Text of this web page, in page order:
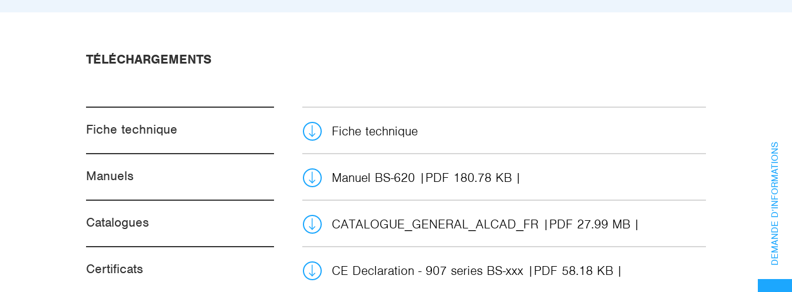
TÉLÉCHARGEMENTS
Fiche technique Fiche technique
Manuels Manuel BS-620 PDF 180.78 KB
Catalogues CATALOGUE_GENERAL_ALCAD_FR PDF 27.99 MB
Certificats CE Declaration - 907 series BS-xxx PDF 58.18 KB
DEMANDE D’INFORMATIONS